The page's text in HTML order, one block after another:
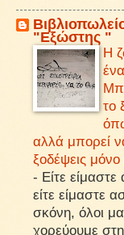
"Εξώστης "
Η
το
αλλά μπορεί
ξοδέψεις
- Είτε
είτε είμαστε
σκόνη, όλοι
χορεύουμε